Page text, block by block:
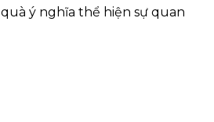
ý nghĩa thể hiện sự quan